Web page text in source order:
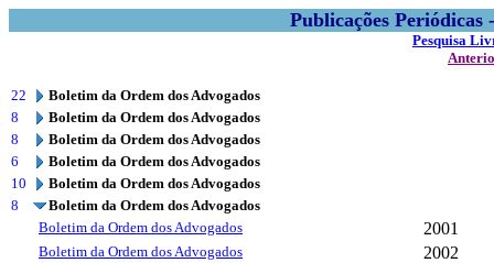
Publicações
Pesquisa
22
Boletim da Ordem dos Advogados
8
Boletim da Ordem dos Advogados
8
Boletim da Ordem dos Advogados
6
Boletim da Ordem dos Advogados
10
Boletim da Ordem dos Advogados
8
Boletim da Ordem dos Advogados
Boletim da Ordem dos Advogados
2001
Boletim da Ordem dos Advogados 2002